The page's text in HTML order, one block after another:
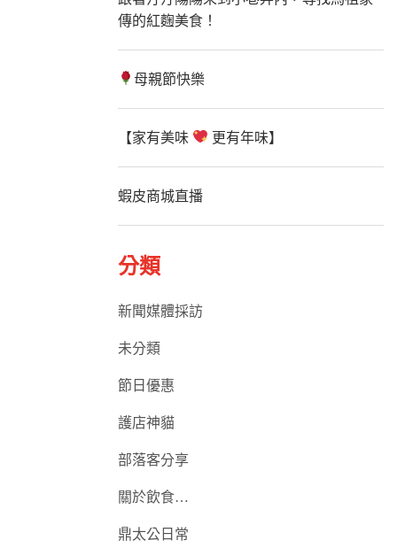
傳的紅麴美食！
母親節快樂
【家有美味 更有年味】
蝦皮商城直播
分類
新聞媒體採訪
未分類
節日優惠
護店神貓
部落客分享
關於飲食…
鼎太公日常